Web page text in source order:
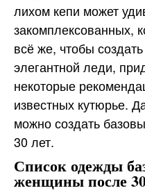
лихом кепи может
закомплексованных,
всё же, чтобы
элегантной леди,
некоторые
известных кутюрье.
можно создать
30 лет.
Список одежды
женщины после